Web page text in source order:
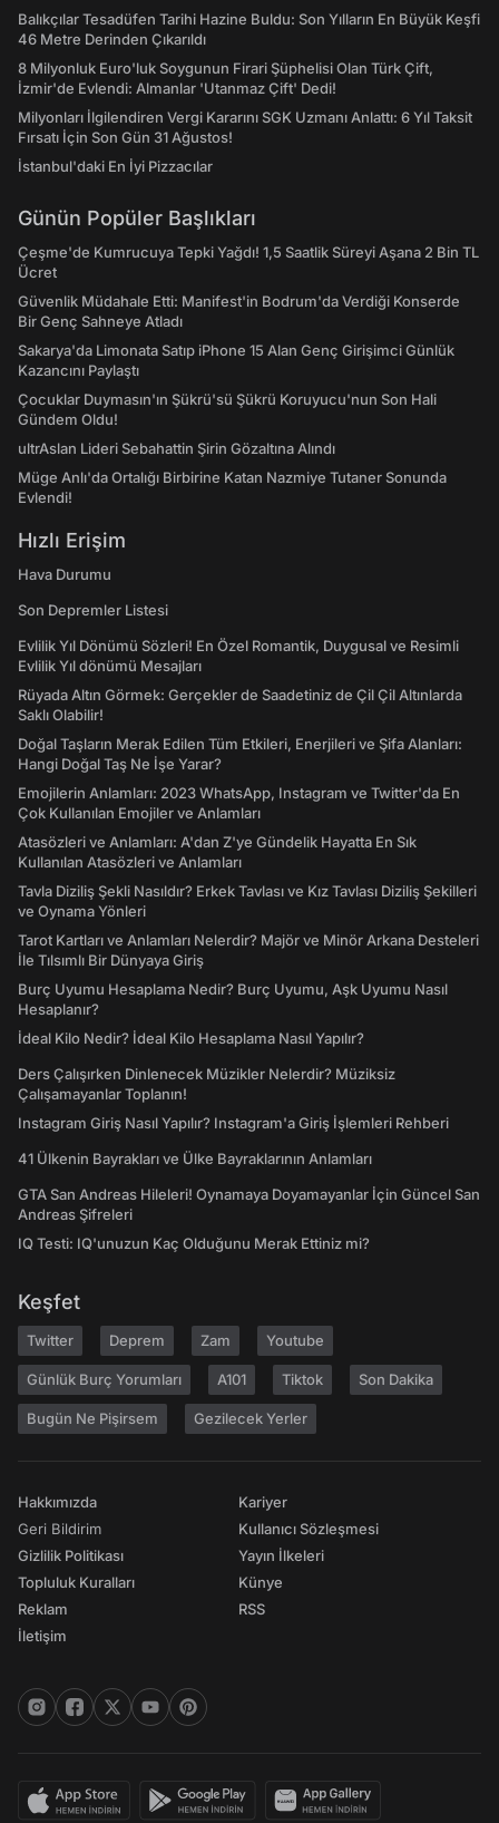
Balıkçılar Tesadüfen Tarihi Hazine Buldu: Son Yılların En Büyük Keşfi
46 Metre Derinden Çıkarıldı
8 Milyonluk Euro'luk Soygunun Firari Şüphelisi Olan Türk Çift,
İzmir'de Evlendi: Almanlar 'Utanmaz Çift' Dedi!
Milyonları İlgilendiren Vergi Kararını SGK Uzmanı Anlattı: 6 Yıl Taksit
Fırsatı İçin Son Gün 31 Ağustos!
İstanbul'daki En İyi Pizzacılar
Günün Popüler Başlıkları
Çeşme'de Kumrucuya Tepki Yağdı! 1,5 Saatlik Süreyi Aşana 2 Bin TL
Ücret
Güvenlik Müdahale Etti: Manifest'in Bodrum'da Verdiği Konserde
Bir Genç Sahneye Atladı
Sakarya'da Limonata Satıp iPhone 15 Alan Genç Girişimci Günlük
Kazancını Paylaştı
Çocuklar Duymasın'ın Şükrü'sü Şükrü Koruyucu'nun Son Hali
Gündem Oldu!
ultrAslan Lideri Sebahattin Şirin Gözaltına Alındı
Müge Anlı'da Ortalığı Birbirine Katan Nazmiye Tutaner Sonunda
Evlendi!
Hızlı Erişim
Hava Durumu
Son Depremler Listesi
Evlilik Yıl Dönümü Sözleri! En Özel Romantik, Duygusal ve Resimli
Evlilik Yıl dönümü Mesajları
Rüyada Altın Görmek: Gerçekler de Saadetiniz de Çil Çil Altınlarda
Saklı Olabilir!
Doğal Taşların Merak Edilen Tüm Etkileri, Enerjileri ve Şifa Alanları:
Hangi Doğal Taş Ne İşe Yarar?
Emojilerin Anlamları: 2023 WhatsApp, Instagram ve Twitter'da En
Çok Kullanılan Emojiler ve Anlamları
Atasözleri ve Anlamları: A'dan Z'ye Gündelik Hayatta En Sık
Kullanılan Atasözleri ve Anlamları
Tavla Diziliş Şekli Nasıldır? Erkek Tavlası ve Kız Tavlası Diziliş Şekilleri
ve Oynama Yönleri
Tarot Kartları ve Anlamları Nelerdir? Majör ve Minör Arkana Desteleri
İle Tılsımlı Bir Dünyaya Giriş
Burç Uyumu Hesaplama Nedir? Burç Uyumu, Aşk Uyumu Nasıl
Hesaplanır?
İdeal Kilo Nedir? İdeal Kilo Hesaplama Nasıl Yapılır?
Ders Çalışırken Dinlenecek Müzikler Nelerdir? Müziksiz
Çalışamayanlar Toplanın!
Instagram Giriş Nasıl Yapılır? Instagram'a Giriş İşlemleri Rehberi
41 Ülkenin Bayrakları ve Ülke Bayraklarının Anlamları
GTA San Andreas Hileleri! Oynamaya Doyamayanlar İçin Güncel San
Andreas Şifreleri
IQ Testi: IQ'unuzun Kaç Olduğunu Merak Ettiniz mi?
Keşfet
Twitter Deprem Zam Youtube
Günlük Burç Yorumları A101 Tiktok Son Dakika
Bugün Ne Pişirsem Gezilecek Yerler
Hakkımızda
Geri Bildirim
Gizlilik Politikası
Topluluk Kuralları
Reklam
İletişim
Kariyer
Kullanıcı Sözleşmesi
Yayın İlkeleri
Künye
RSS